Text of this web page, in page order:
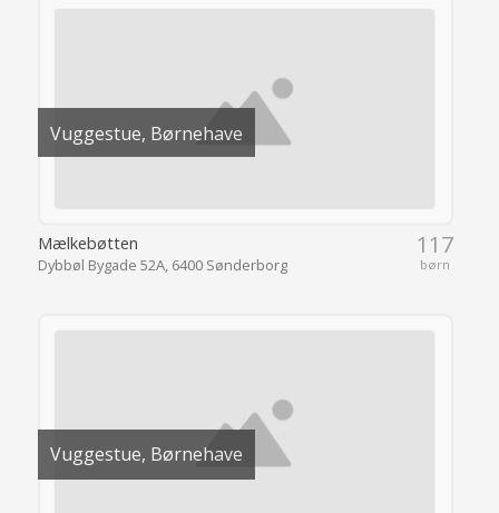
Vuggestue, Børnehave
117
børn
Mælkebøtten
Dybbøl Bygade 52A, 6400 Sønderborg
Vuggestue, Børnehave